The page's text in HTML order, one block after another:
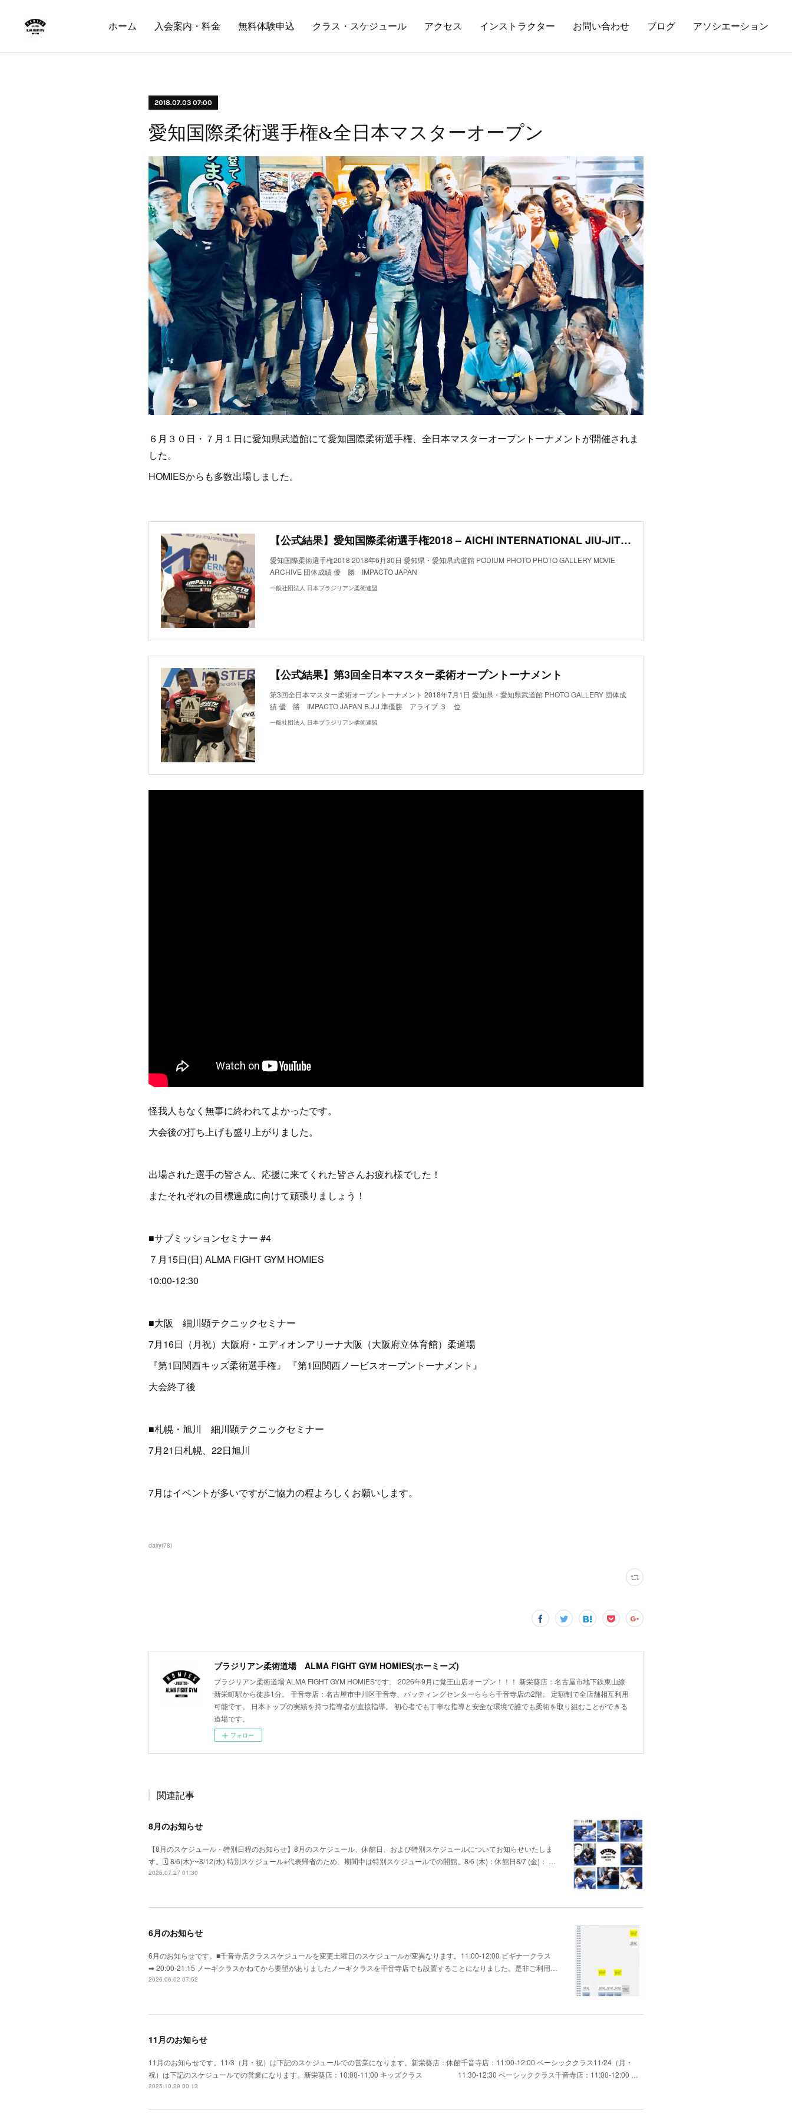
ホーム 入会案内・料金 無料体験申込 クラス・スケジュール アクセス インストラクター お問い合わせ ブログ アソシエーション
2018.07.03 07:00
愛知国際柔術選手権&全日本マスターオープン
６月３０日・７月１日に愛知県武道館にて愛知国際柔術選手権、全日本マスターオープントーナメントが開催されま
した。
HOMIESからも多数出場しました。
【公式結果】愛知国際柔術選手権2018 – AICHI INTERNATIONAL JIU-JITSU CHAMPIONSHIP 2018
愛知国際柔術選手権2018 2018年6月30日 愛知県・愛知県武道館 PODIUM PHOTO PHOTO GALLERY MOVIE
ARCHIVE 団体成績 優 勝 IMPACTO JAPAN
一般社団法人 日本ブラジリアン柔術連盟
【公式結果】第3回全日本マスター柔術オープントーナメント
第3回全日本マスター柔術オープントーナメント 2018年7月1日 愛知県・愛知県武道館 PHOTO GALLERY 団体成
績 優 勝 IMPACTO JAPAN B.J.J 準優勝 アライブ ３ 位
一般社団法人 日本ブラジリアン柔術連盟
怪我人もなく無事に終われてよかったです。
大会後の打ち上げも盛り上がりました。
出場された選手の皆さん、応援に来てくれた皆さんお疲れ様でした！
またそれぞれの目標達成に向けて頑張りましょう！
■サブミッションセミナー #4
７月15日(日) ALMA FIGHT GYM HOMIES
10:00-12:30
■大阪 細川顕テクニックセミナー
7月16日（月祝）大阪府・エディオンアリーナ大阪（大阪府立体育館）柔道場
『第1回関西キッズ柔術選手権』 『第1回関西ノービスオープントーナメント』
大会終了後
■札幌・旭川 細川顕テクニックセミナー
7月21日札幌、22日旭川
7月はイベントが多いですがご協力の程よろしくお願いします。
dairy(78)
ブラジリアン柔術道場 ALMA FIGHT GYM HOMIES(ホーミーズ)
ブラジリアン柔術道場 ALMA FIGHT GYM HOMIESです。 2026年9月に覚王山店オープン！！！ 新栄葵店：名古屋市地下鉄東山線
新栄町駅から徒歩1分。 千音寺店：名古屋市中川区千音寺、バッティングセンターららら千音寺店の2階。 定額制で全店舗相互利用
可能です。 日本トップの実績を持つ指導者が直接指導。 初心者でも丁寧な指導と安全な環境で誰でも柔術を取り組むことができる
道場です。
フォロー
関連記事
8月のお知らせ
【8月のスケジュール・特別日程のお知らせ】8月のスケジュール、休館日、および特別スケジュールについてお知らせいたしま
す。​🗓 8/6(木)〜8/12(水) 特別スケジュール​※代表帰省のため、期間中は特別スケジュールでの開館。​8/6 (木)：休館日​8/7 (金)： …
2026.07.27 01:30
6月のお知らせ
6月のお知らせです。■千音寺店クラススケジュールを変更土曜日のスケジュールが変異なります。11:00-12:00 ビギナークラス
➡ 20:00-21:15 ノーギクラスかねてから要望がありましたノーギクラスを千音寺店でも設置することになりました。是非ご利用…
2026.06.02 07:52
11月のお知らせ
11月のお知らせです。11/3（月・祝）は下記のスケジュールでの営業になります。新栄葵店：休館千音寺店：11:00-12:00 ベーシッククラス11/24（月・
祝）は下記のスケジュールでの営業になります。新栄葵店：10:00-11:00 キッズクラス 11:30-12:30 ベーシッククラス千音寺店：11:00-12:00 …
2025.10.29 00:13